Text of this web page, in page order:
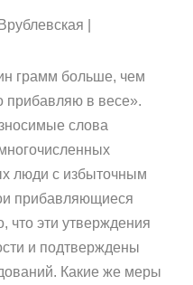
|
грамм больше, чем
прибавляю в весе».
слова
люди с избыточным
прибавляющиеся
что эти утверждения
и подтверждены
Какие же меры